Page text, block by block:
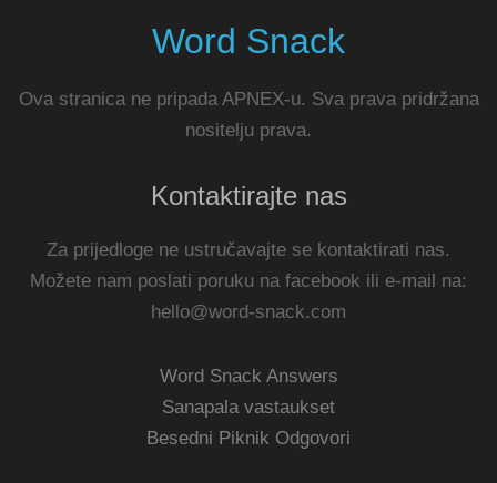
Word Snack
Ova stranica ne pripada APNEX-u. Sva prava pridržana
nositelju prava.
Kontaktirajte nas
Za prijedloge ne ustručavajte se kontaktirati nas.
Možete nam poslati poruku na facebook ili e-mail na:
hello@word-snack.com
Word Snack Answers
Sanapala vastaukset
Besedni Piknik Odgovori